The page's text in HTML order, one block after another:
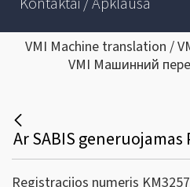
VMI Machine translation /
VMI Машинний
Registracijos numeris KM3257